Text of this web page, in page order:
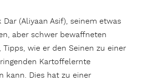
Dar (Aliyaan Asif), seinem etwas
aber schwer bewaffneten
Tipps, wie er den Seinen zu einer
Kartoffelernte
kann. Dies hat zu einer